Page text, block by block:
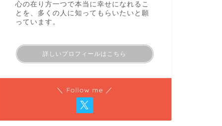
心の在り方一つで本当に幸せになれるこ
とを、多くの人に知ってもらいたいと願
っています。
詳しいプロフィールはこちら
＼ Follow me ／